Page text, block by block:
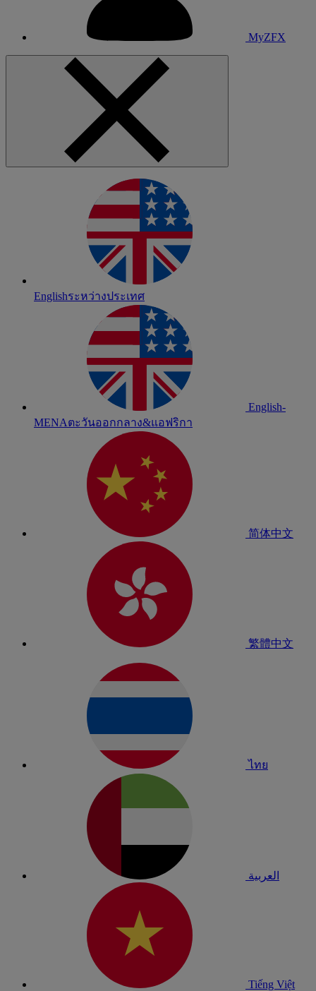
MyZFX
Englishระหว่างประเทศ
English-
MENAตะวันออกกลาง&แอฟริกา
简体中文
繁體中文
ไทย
العربية
Tiếng Việt